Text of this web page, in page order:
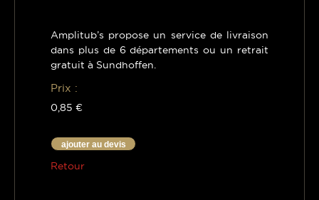
Amplitub’s propose un service de livraison
dans plus de 6 départements ou un retrait
gratuit à Sundhoffen.
Prix :
0,85 €
ajouter au devis
Retour